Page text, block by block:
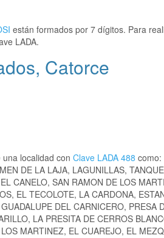
están formados por 7 dígitos. Para
LADA.
Catorce
localidad con Clave LADA 488 como:
DE LA LAJA, LAGUNILLAS,
CANELO, SAN RAMON DE LOS
EL TECOLOTE, LA CARDONA,
DEL CARNICERO, PRESA
LA PRESITA DE CERROS
MARTINEZ, EL CUAREJO, EL